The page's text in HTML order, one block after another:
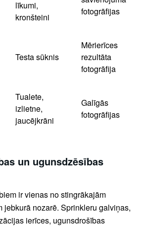
līkumi,
kronšteini
fotogrāfijas
Testa sūknis
Mērierīces
rezultāta
fotogrāfija
Tualete,
izlietne,
jaucējkrāni
Galīgās
fotogrāfijas
un ugunsdzēsības
ir vienas no stingrākajām
jebkurā nozarē. Sprinkleru galviņas,
ierīces, ugunsdrošības